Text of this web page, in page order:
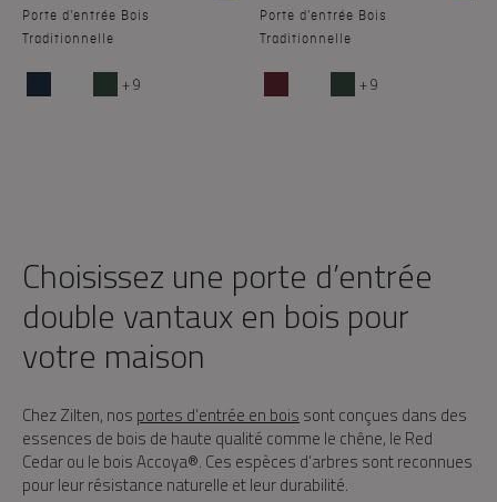
Porte d'entrée Bois
Traditionnelle
+ 9
Porte d'entrée Bois
Traditionnelle
+ 9
Choisissez une porte d’entrée
double vantaux en bois pour
votre maison
Chez Zilten, nosportes d’entrée en boissont conçues dans des
essences de bois de haute qualité comme le chêne, le Red
Cedar ou le bois Accoya®. Ces espèces d’arbres sont reconnues
pour leur résistance naturelle et leur durabilité.